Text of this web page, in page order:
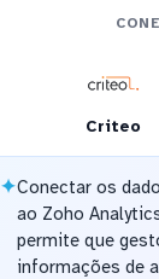
Criteo
✦Conectar os
ao Zoho
permite que
informações de